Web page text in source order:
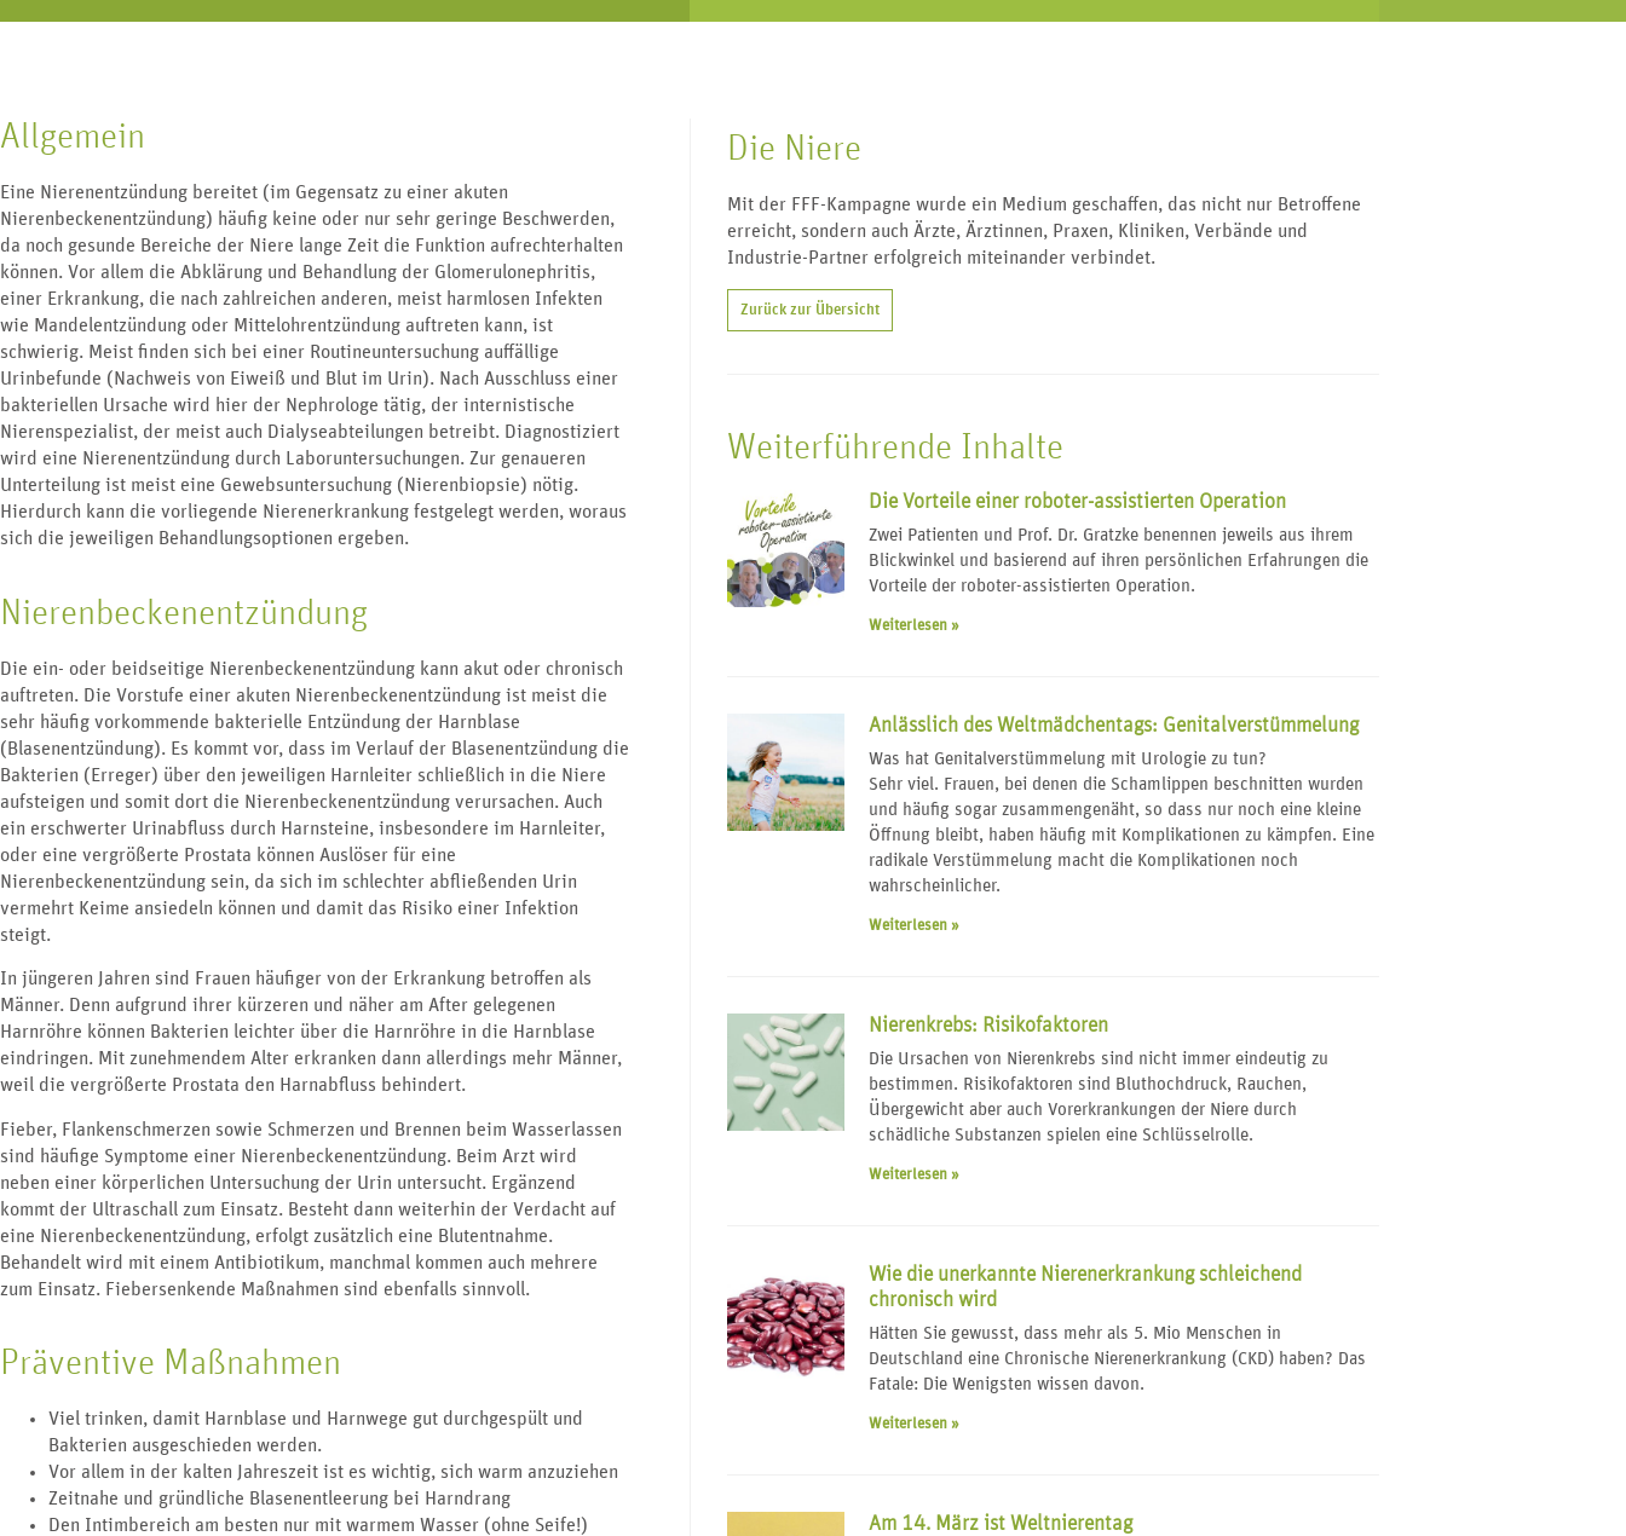
Allgemein
Eine Nierenentzündung bereitet (im Gegensatz zu einer akuten
Nierenbeckenentzündung) häufig keine oder nur sehr geringe Beschwerden,
da noch gesunde Bereiche der Niere lange Zeit die Funktion aufrechterhalten
können. Vor allem die Abklärung und Behandlung der Glomerulonephritis,
einer Erkrankung, die nach zahlreichen anderen, meist harmlosen Infekten
wie Mandelentzündung oder Mittelohrentzündung auftreten kann, ist
schwierig. Meist finden sich bei einer Routineuntersuchung auffällige
Urinbefunde (Nachweis von Eiweiß und Blut im Urin). Nach Ausschluss einer
bakteriellen Ursache wird hier der Nephrologe tätig, der internistische
Nierenspezialist, der meist auch Dialyseabteilungen betreibt. Diagnostiziert
wird eine Nierenentzündung durch Laboruntersuchungen. Zur genaueren
Unterteilung ist meist eine Gewebsuntersuchung (Nierenbiopsie) nötig.
Hierdurch kann die vorliegende Nierenerkrankung festgelegt werden, woraus
sich die jeweiligen Behandlungsoptionen ergeben.
Nierenbeckenentzündung
Die ein- oder beidseitige Nierenbeckenentzündung kann akut oder chronisch
auftreten. Die Vorstufe einer akuten Nierenbeckenentzündung ist meist die
sehr häufig vorkommende bakterielle Entzündung der Harnblase
(Blasenentzündung). Es kommt vor, dass im Verlauf der Blasenentzündung die
Bakterien (Erreger) über den jeweiligen Harnleiter schließlich in die Niere
aufsteigen und somit dort die Nierenbeckenentzündung verursachen. Auch
ein erschwerter Urinabfluss durch Harnsteine, insbesondere im Harnleiter,
oder eine vergrößerte Prostata können Auslöser für eine
Nierenbeckenentzündung sein, da sich im schlechter abfließenden Urin
vermehrt Keime ansiedeln können und damit das Risiko einer Infektion
steigt.
In jüngeren Jahren sind Frauen häufiger von der Erkrankung betroffen als
Männer. Denn aufgrund ihrer kürzeren und näher am After gelegenen
Harnröhre können Bakterien leichter über die Harnröhre in die Harnblase
eindringen. Mit zunehmendem Alter erkranken dann allerdings mehr Männer,
weil die vergrößerte Prostata den Harnabfluss behindert.
Fieber, Flankenschmerzen sowie Schmerzen und Brennen beim Wasserlassen
sind häufige Symptome einer Nierenbeckenentzündung. Beim Arzt wird
neben einer körperlichen Untersuchung der Urin untersucht. Ergänzend
kommt der Ultraschall zum Einsatz. Besteht dann weiterhin der Verdacht auf
eine Nierenbeckenentzündung, erfolgt zusätzlich eine Blutentnahme.
Behandelt wird mit einem Antibiotikum, manchmal kommen auch mehrere
zum Einsatz. Fiebersenkende Maßnahmen sind ebenfalls sinnvoll.
Präventive Maßnahmen
Viel trinken, damit Harnblase und Harnwege gut durchgespült und
Bakterien ausgeschieden werden.
Vor allem in der kalten Jahreszeit ist es wichtig, sich warm anzuziehen
Zeitnahe und gründliche Blasenentleerung bei Harndrang
Den Intimbereich am besten nur mit warmem Wasser (ohne Seife!)
Die Niere
Mit der FFF-Kampagne wurde ein Medium geschaffen, das nicht nur Betroffene
erreicht, sondern auch Ärzte, Ärztinnen, Praxen, Kliniken, Verbände und
Industrie-Partner erfolgreich miteinander verbindet.
Zurück zur Übersicht
Weiterführende Inhalte
Die Vorteile einer roboter-assistierten Operation
Zwei Patienten und Prof. Dr. Gratzke benennen jeweils aus ihrem
Blickwinkel und basierend auf ihren persönlichen Erfahrungen die
Vorteile der roboter-assistierten Operation.
Weiterlesen »
Anlässlich des Weltmädchentags: Genitalverstümmelung
Was hat Genitalverstümmelung mit Urologie zu tun?
Sehr viel. Frauen, bei denen die Schamlippen beschnitten wurden
und häufig sogar zusammengenäht, so dass nur noch eine kleine
Öffnung bleibt, haben häufig mit Komplikationen zu kämpfen. Eine
radikale Verstümmelung macht die Komplikationen noch
wahrscheinlicher.
Weiterlesen »
Nierenkrebs: Risikofaktoren
Die Ursachen von Nierenkrebs sind nicht immer eindeutig zu
bestimmen. Risikofaktoren sind Bluthochdruck, Rauchen,
Übergewicht aber auch Vorerkrankungen der Niere durch
schädliche Substanzen spielen eine Schlüsselrolle.
Weiterlesen »
Wie die unerkannte Nierenerkrankung schleichend
chronisch wird
Hätten Sie gewusst, dass mehr als 5. Mio Menschen in
Deutschland eine Chronische Nierenerkrankung (CKD) haben? Das
Fatale: Die Wenigsten wissen davon.
Weiterlesen »
Am 14. März ist Weltnierentag